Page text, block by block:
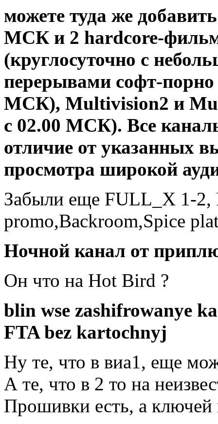
можете туда же
МСК и 2 hardcore-
(круглосуточно с
перерывами софт-
МСК), Multivision2 и
с 02.00 МСК). Все
отличие от указанных
просмотра широкой
Забыли еще FULL_X 1-
promo,Backroom,Spice
Ночной канал от
Он что на Hot Bird ?
blin wse zashifrowanye
FTA bez kartochnyj
Ну те, что в виа1, еще
А те, что в 2 то на
Прошивки есть, а ключей